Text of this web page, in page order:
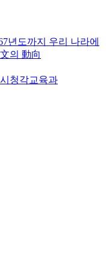
년도까지 우리 나라에
의 動向
청각교육과